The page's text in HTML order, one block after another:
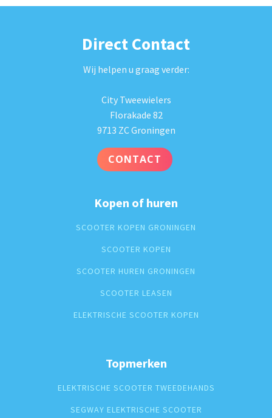
Direct Contact
Wij helpen u graag verder:
City Tweewielers
Florakade 82
9713 ZC Groningen
CONTACT
Kopen of huren
SCOOTER KOPEN GRONINGEN
SCOOTER KOPEN
SCOOTER HUREN GRONINGEN
SCOOTER LEASEN
ELEKTRISCHE SCOOTER KOPEN
Topmerken
ELEKTRISCHE SCOOTER TWEEDEHANDS
SEGWAY ELEKTRISCHE SCOOTER